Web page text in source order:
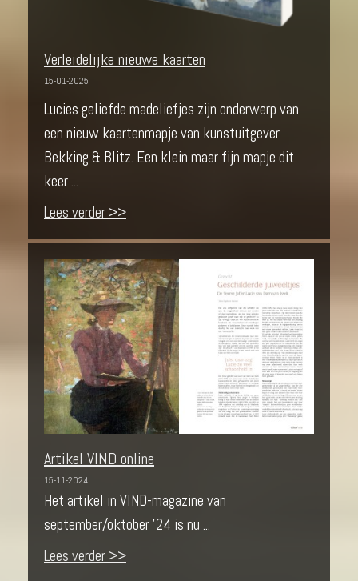
Verleidelijke nieuwe kaarten
15-01-2025
Lucies geliefde madeliefjes zijn onderwerp van
een nieuw kaartenmapje van kunstuitgever
Bekking & Blitz. Een klein maar fijn mapje dit
keer ...
Lees verder >>
Artikel VIND online
15-11-2024
Het artikel in VIND-magazine van
september/oktober '24 is nu ...
Lees verder >>